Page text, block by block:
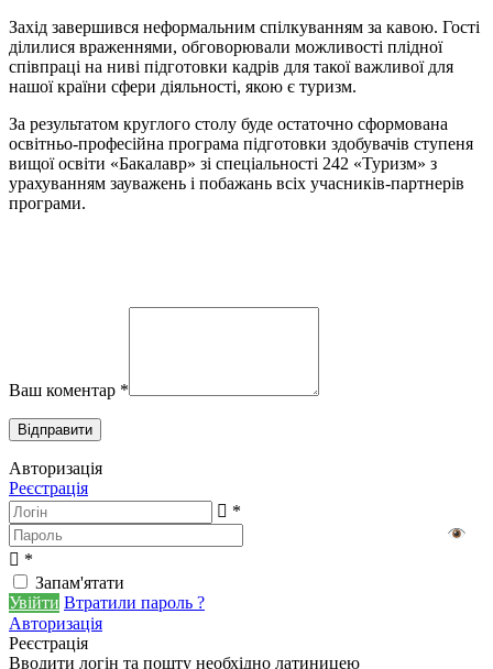
Захід завершився неформальним спілкуванням за кавою. Гості
ділилися враженнями, обговорювали можливості плідної
співпраці на ниві підготовки кадрів для такої важливої для
нашої країни сфери діяльності, якою є туризм.
За результатом круглого столу буде остаточно сформована
освітньо-професійна програма підготовки здобувачів ступеня
вищої освіти «Бакалавр» зі спеціальності 242 «Туризм» з
урахуванням зауважень і побажань всіх учасників-партнерів
програми.
Ваш коментар *
Авторизація
Реєстрація
*
*
Запам'ятати
Увійти Втратили пароль ?
Авторизація
Реєстрація
Вводити логін та пошту необхідно латиницею